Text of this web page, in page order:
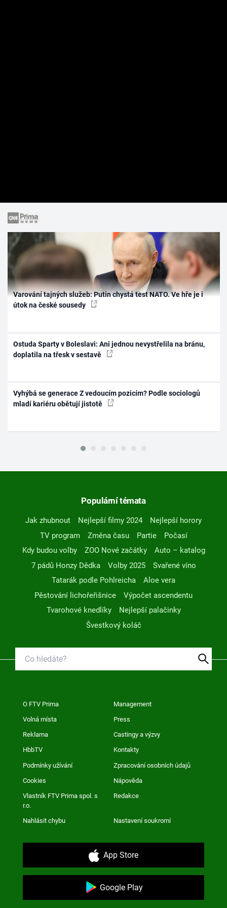
Varování tajných služeb: Putin chystá test NATO. Ve hře je i
útok na české sousedy
Ostuda Sparty v Boleslavi: Ani jednou nevystřelila na bránu,
doplatila na třesk v sestavě
Vyhýbá se generace Z vedoucím pozicím? Podle sociologů
mladí kariéru obětují jistotě
Populární témata
Jak zhubnout Nejlepší filmy 2024
Nejlepší horory
TV program
Změna času Partie
Počasí
Kdy budou volby
ZOO Nové začátky
Auto – katalog
7 pádů Honzy Dědka
Volby 2025
Svařené víno
Tatarák podle Pohlreicha
Aloe vera
Pěstování lichořeřišnice
Výpočet ascendentu
Tvarohové knedlíky
Nejlepší palačinky
Švestkový koláč
O FTV Prima Management
Volná místa Press
Reklama Castingy a výzvy
HbbTV Kontakty
Podmínky užívání Zpracování osobních údajů
Cookies Nápověda
Vlastník FTV Prima spol. s
r.o.
Redakce
Nahlásit chybu Nastavení soukromí
App Store
Google Play